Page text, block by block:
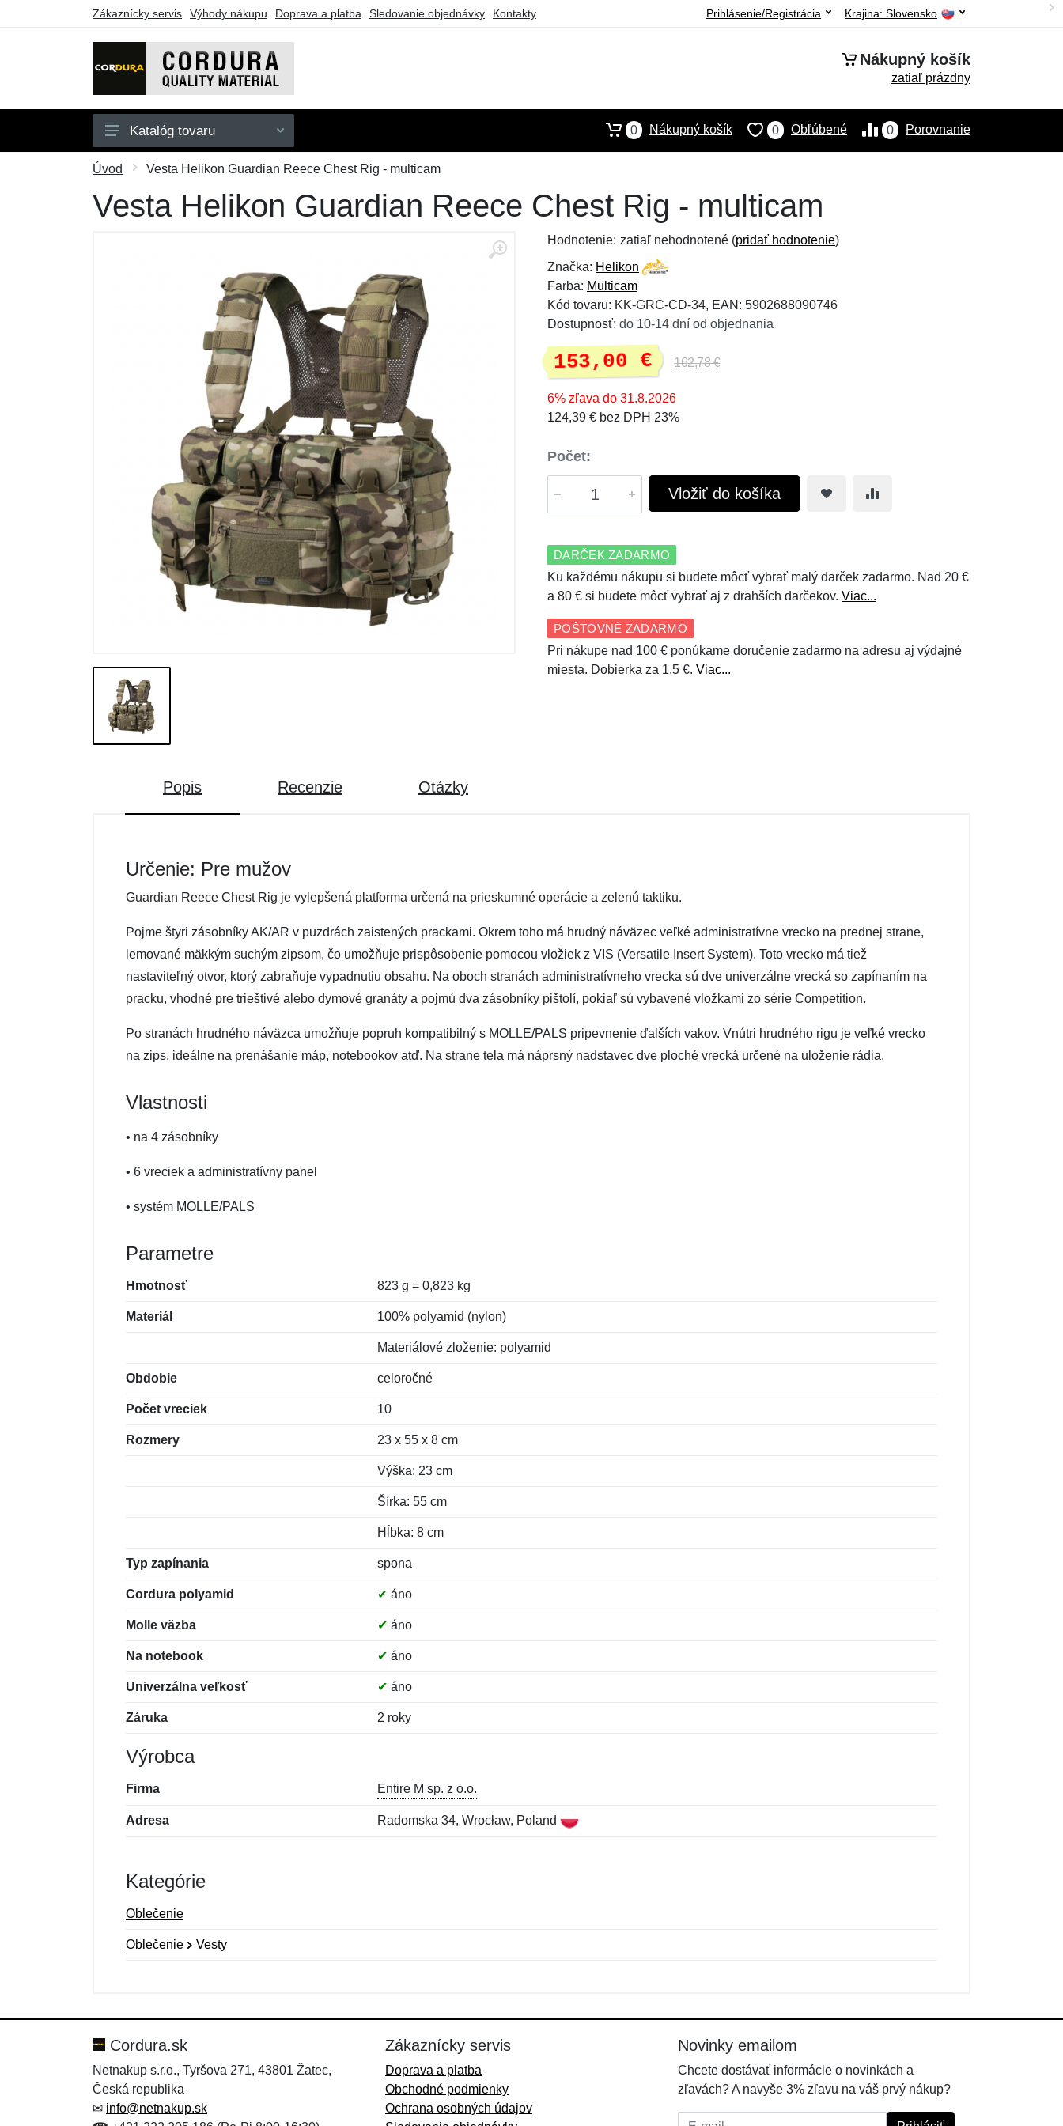
Zákaznícky servis Výhody nákupu Doprava a platba Sledovanie objednávky Kontakty Krajina: Slovensko
Prihlásenie/Registrácia
Nákupný košík
zatiaľ prázdny
Oblečenie
Doplnky
Outdoorové vybavenie
Darčekové poukazy
Katalóg tovaru 0 Porovnanie
0 Obľúbené
0 Nákupný košík
Úvod Vesta Helikon Guardian Reece Chest Rig - multicam
Vesta Helikon Guardian Reece Chest Rig - multicam
Hodnotenie: zatiaľ nehodnotené (pridať hodnotenie)
Značka: Helikon
Farba: Multicam
Kód tovaru: KK-GRC-CD-34, EAN: 5902688090746
Dostupnosť: do 10-14 dní od objednania
153,00 € 162,78 €
6% zľava do 31.8.2026
124,39 € bez DPH 23%
Počet:
Vložiť do košíka
DARČEK ZADARMO
Ku každému nákupu si budete môcť vybrať malý darček zadarmo. Nad 20 €
a 80 € si budete môcť vybrať aj z drahších darčekov. Viac...
POŠTOVNÉ ZADARMO
Pri nákupe nad 100 € ponúkame doručenie zadarmo na adresu aj výdajné
miesta. Dobierka za 1,5 €. Viac...
Popis Recenzie Otázky
Určenie: Pre mužov
Guardian Reece Chest Rig je vylepšená platforma určená na prieskumné operácie a zelenú taktiku.
Pojme štyri zásobníky AK/AR v puzdrách zaistených prackami. Okrem toho má hrudný náväzec veľké administratívne vrecko na prednej strane,
lemované mäkkým suchým zipsom, čo umožňuje prispôsobenie pomocou vložiek z VIS (Versatile Insert System). Toto vrecko má tiež
nastaviteľný otvor, ktorý zabraňuje vypadnutiu obsahu. Na oboch stranách administratívneho vrecka sú dve univerzálne vrecká so zapínaním na
pracku, vhodné pre trieštivé alebo dymové granáty a pojmú dva zásobníky pištolí, pokiaľ sú vybavené vložkami zo série Competition.
Po stranách hrudného náväzca umožňuje popruh kompatibilný s MOLLE/PALS pripevnenie ďalších vakov. Vnútri hrudného rigu je veľké vrecko
na zips, ideálne na prenášanie máp, notebookov atď. Na strane tela má náprsný nadstavec dve ploché vrecká určené na uloženie rádia.
Vlastnosti
• na 4 zásobníky
• 6 vreciek a administratívny panel
• systém MOLLE/PALS
Parametre
Hmotnosť 823 g = 0,823 kg
Materiál 100% polyamid (nylon)
Materiálové zloženie: polyamid
Obdobie celoročné
Počet vreciek 10
Rozmery 23 x 55 x 8 cm
Výška: 23 cm
Šírka: 55 cm
Hĺbka: 8 cm
Typ zapínania spona
Cordura polyamid ✔ áno
Molle väzba ✔ áno
Na notebook ✔ áno
Univerzálna veľkosť ✔ áno
Záruka 2 roky
Výrobca
Firma Entire M sp. z o.o.
Adresa Radomska 34, Wrocław, Poland
Kategórie
Oblečenie
Oblečenie Vesty
Správa*
Správa*
Cordura.sk
Netnakup s.r.o., Tyršova 271, 43801 Žatec,
Česká republika
✉ info@netnakup.sk
Zákaznícky servis
Doprava a platba
Obchodné podmienky
Ochrana osobných údajov
Novinky emailom
Chcete dostávať informácie o novinkách a
zľavách? A navyše 3% zľavu na váš prvý nákup?
E-mail: